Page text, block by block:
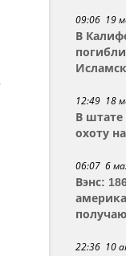
09:06 19
В
12:49 18
В штате
охоту
06:07 6
Вэнс:
22:36 10